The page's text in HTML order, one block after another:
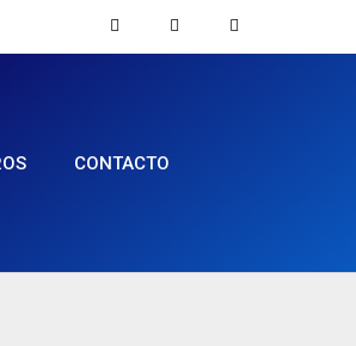
CONTACTO